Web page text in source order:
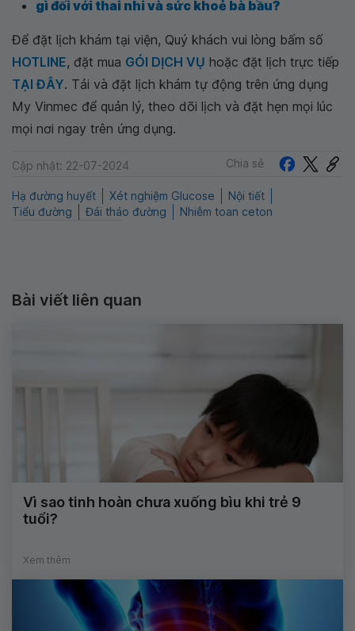
gì đối với thai nhi và sức khoẻ bà bầu?
Để đặt lịch khám tại viện, Quý khách vui lòng bấm số
HOTLINE, đặt mua GÓI DỊCH VỤ hoặc đặt lịch trực tiếp
TẠI ĐÂY. Tải và đặt lịch khám tự động trên ứng dụng
My Vinmec để quản lý, theo dõi lịch và đặt hẹn mọi lúc
mọi nơi ngay trên ứng dụng.
Cập nhật: 22-07-2024 Chia sẻ
Hạ đường huyết Xét nghiệm Glucose
Nội tiết
Tiểu đường
Đái tháo đường Nhiễm toan ceton
Bài viết liên quan
Vì sao tinh hoàn chưa xuống bìu khi trẻ 9
tuổi?
Xem thêm